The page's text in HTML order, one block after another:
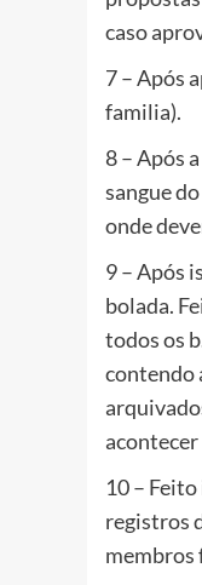
caso
7 – Após
familia).
8 – Após
sangue
onde
9 – Após
bolada.
todos os
contendo
acontecer
10 –
registros
membros